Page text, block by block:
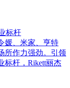
标杆
媛、米家、亨特
所作力强劲。引领
标杆，Rikett丽杰